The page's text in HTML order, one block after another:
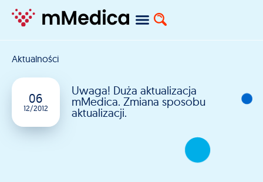
Aktualności
06
12/2012
Uwaga! Duża aktualizacja
mMedica. Zmiana sposobu
aktualizacji.